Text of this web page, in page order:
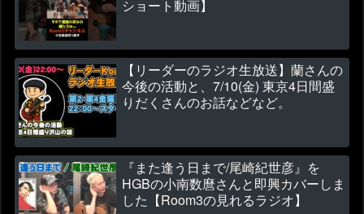
ショート動画】
【リーダーのラジオ生放送】蘭さんの
今後の活動と、7/10(金) 東京4日間盛
りだくさんのお話などなど。
『また逢う日まで/尾崎紀世彦』を
HGBの小南数麿さんと即興カバーしま
した【Room3の見れるラジオ】